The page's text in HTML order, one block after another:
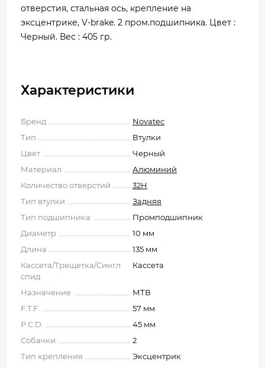
отверстия, стальная ось, крепление на
эксцентрике, V-brake. 2 пром.подшипника. Цвет :
Черный. Вес : 405 гр.
Характеристики
Бренд
Novatec
Тип
Втулки
Цвет
Черный
Материал
Алюминий
Количество отверстий
32H
Тип втулки
Задняя
Тип подшипника
Промподшипник
Диаметр
10 мм
Длина
135 мм
Кассета/Трещетка/Сингл
спид
Кассета
Назначение
МТВ
F.T.F.
57 мм
P.C.D.
45 мм
Собачки
2
Тип крепления
Эксцентрик